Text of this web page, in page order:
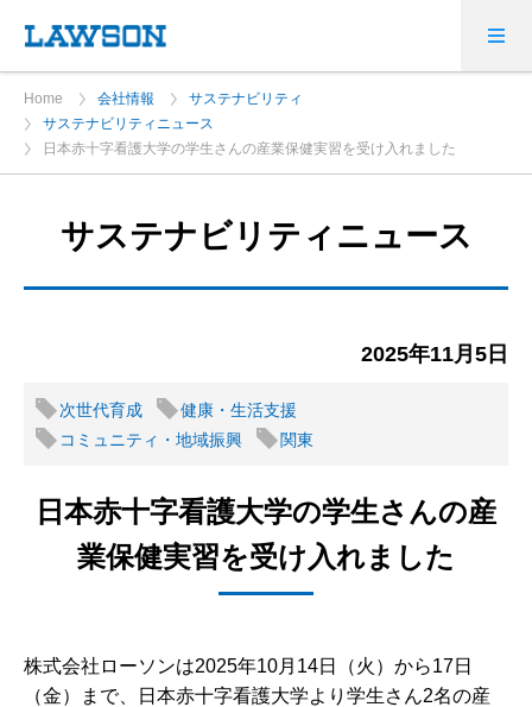
Home 会社情報
サステナビリティ
サステナビリティニュース
日本赤十字看護大学の学生さんの産業保健実習を受け入れました
サステナビリティニュース
2025年11月5日
次世代育成
健康・生活支援
コミュニティ・地域振興
関東
日本赤十字看護大学の学生さんの産
業保健実習を受け入れました
株式会社ローソンは2025年10月14日（火）から17日
（金）まで、日本赤十字看護大学より学生さん2名の産